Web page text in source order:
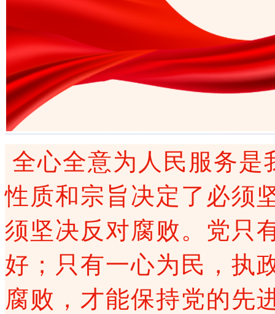
全心全意为人民服务
性质和宗旨决定了必须
须坚决反对腐败。党只
好；只有一心为民，执
腐败，才能保持党的先